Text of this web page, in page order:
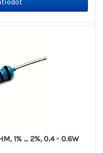
1% ... 2%, 0.4 - 0.6W